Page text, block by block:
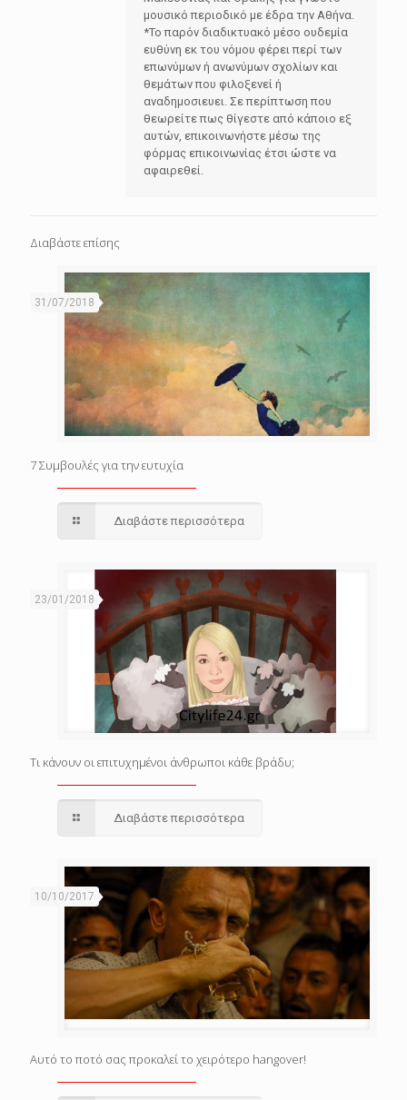
μουσικό περιοδικό με έδρα την Αθήνα.
*Το παρόν διαδικτυακό μέσο ουδεμία
ευθύνη εκ του νόμου φέρει περί των
επωνύμων ή ανωνύμων σχολίων και
θεμάτων που φιλοξενεί ή
αναδημοσιευει. Σε περίπτωση που
θεωρείτε πως θίγεστε από κάποιο εξ
αυτών, επικοινωνήστε μέσω της
φόρμας επικοινωνίας έτσι ώστε να
αφαιρεθεί.
Διαβάστε επίσης
31/07/2018
7 Συμβουλές για την ευτυχία
Διαβάστε περισσότερα
23/01/2018
Τι κάνουν οι επιτυχημένοι άνθρωποι κάθε βράδυ;
Διαβάστε περισσότερα
10/10/2017
Αυτό το ποτό σας προκαλεί το χειρότερο hangover!